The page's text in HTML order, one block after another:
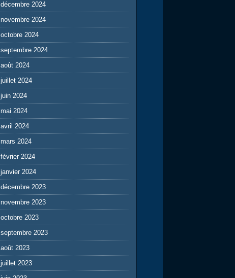
décembre 2024
novembre 2024
octobre 2024
septembre 2024
août 2024
juillet 2024
juin 2024
mai 2024
avril 2024
mars 2024
février 2024
janvier 2024
décembre 2023
novembre 2023
octobre 2023
septembre 2023
août 2023
juillet 2023